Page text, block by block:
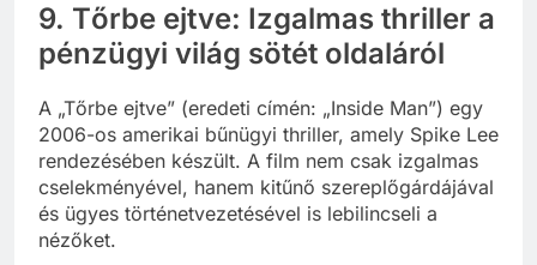
9. Tőrbe ejtve: Izgalmas thriller a
pénzügyi világ sötét oldaláról
A „Tőrbe ejtve” (eredeti címén: „Inside Man”) egy
2006-os amerikai bűnügyi thriller, amely Spike Lee
rendezésében készült. A film nem csak izgalmas
cselekményével, hanem kitűnő szereplőgárdájával
és ügyes történetvezetésével is lebilincseli a
nézőket.